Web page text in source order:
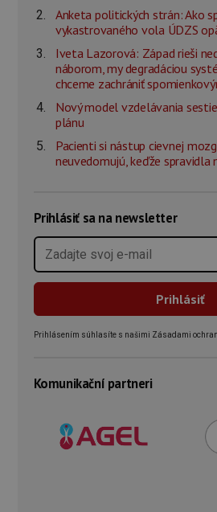
Anketa politických strán: Ako
vykastrovaného vola ÚDZS
Iveta Lazorová: Západ rieši
náborom, my degradáciou
chceme zachrániť
Nový model vzdelávania
plánu
Pacienti si nástup cievnej
neuvedomujú, keďže spravidla
Prihlásiť sa na newsletter
Prihlásením súhlasíte s našimi Zásadami
Komunikační partneri